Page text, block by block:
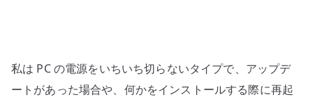
私は PC の電源をいちいち切らないタイプで、アップデ
ートがあった場合や、何かをインストールする際に再起